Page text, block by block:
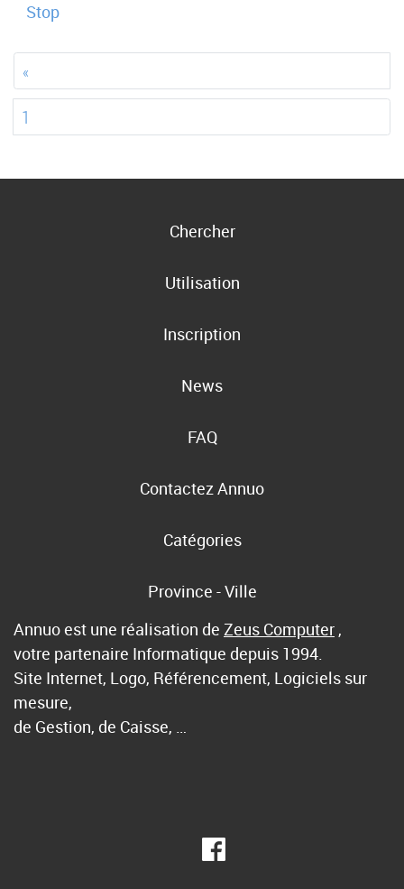
Stop
«
1
Chercher
Utilisation
Inscription
News
FAQ
Contactez Annuo
Catégories
Province - Ville
Annuo est une réalisation de Zeus Computer ,
votre partenaire Informatique depuis 1994.
Site Internet, Logo, Référencement, Logiciels sur
mesure,
de Gestion, de Caisse, …